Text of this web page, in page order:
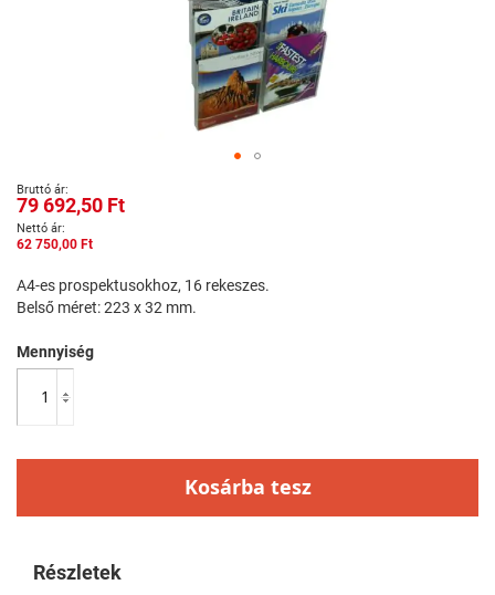
Ugrás
a
képgaléria
elejére
79 692,50 Ft
62 750,00 Ft
A4-es prospektusokhoz, 16 rekeszes.
Belső méret: 223 x 32 mm.
Mennyiség
Kosárba tesz
Részletek